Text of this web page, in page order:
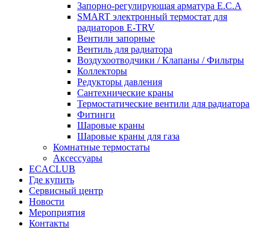
Запорно-регулирующая арматура E.C.A
SMART электронный термостат для
радиаторов E-TRV
Вентили запорные
Вентиль для радиатора
Воздухоотводчики / Клапаны / Фильтры
Коллекторы
Редукторы давления
Сантехнические краны
Термостатические вентили для радиатора
Фитинги
Шаровые краны
Шаровые краны для газа
Комнатные термостаты
Аксессуары
ECACLUB
Где купить
Сервисный центр
Новости
Мероприятия
Контакты